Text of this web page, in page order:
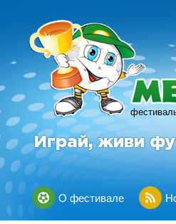
Играй, живи
О фестивале